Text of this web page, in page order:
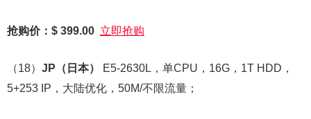
抢购价：$ 399.00 立即抢购
（18） JP （日本）
E5-2630L，单CPU，16G，1T HDD，
5+253 IP，大陆优化，50M/不限流量；